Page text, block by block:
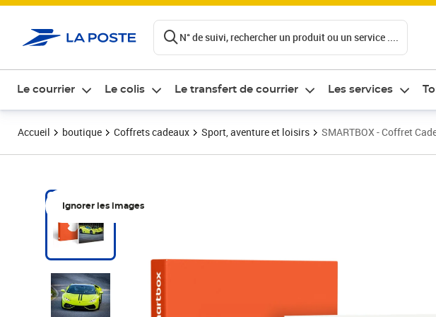
N° de suivi, rechercher un produit ou un service ....
Le courrier Le colis Le transfert de courrier Les services
Accueil boutique Coffrets cadeaux Sport, aventure et loisirs SMARTBOX - Coffret
Ignorer les images